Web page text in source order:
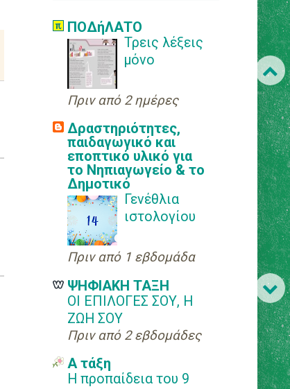
των
Ελλήνων(γράφημα)
Οι σημαντικότερες
νίκες του
Από τα χεράκια
τους!
Οι γονείς μας στις
ευρωπαϊκές
γλώσσες
Ο ιός δεν είναι
λάσκα!
Τα μέρη του
λόγου(ταξινόμηση)
Ενεργητικές και
παθητικές
ΠΟΔήΛΑΤΟ
Τρεις λέξεις
μόνο
Πριν από 2 ημέρες
Δραστηριότητες,
παιδαγωγικό και
εποπτικό υλικό για
το Νηπιαγωγείο & το
Δημοτικό
Γενέθλια
ιστολογίου
Πριν από 1 εβδομάδα
ΨΗΦΙΑΚΗ ΤΑΞΗ
ΟΙ ΕΠΙΛΟΓΕΣ ΣΟΥ, Η
ΖΩΗ ΣΟΥ
Πριν από 2 εβδομάδες
Α τάξη
Η προπαίδεια του 9